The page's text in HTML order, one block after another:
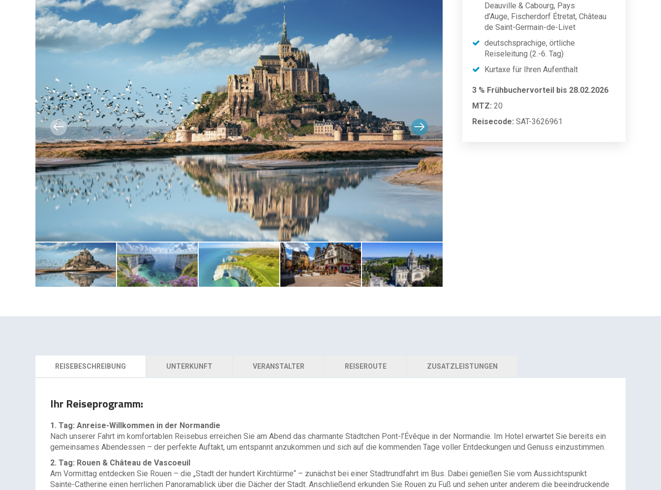
Deauville & Cabourg, Pays
d’Auge, Fischerdorf Étretat, Château
de Saint-Germain-de-Livet
deutschsprachige, örtliche
Reiseleitung (2.-6. Tag)
Kurtaxe für Ihren Aufenthalt
3 % Frühbuchervorteil bis 28.02.2026
MTZ: 20
Reisecode: SAT-3626961
REISEBESCHREIBUNG UNTERKUNFT VERANSTALTER REISEROUTE ZUSATZLEISTUNGEN
Ihr Reiseprogramm:
1. Tag: Anreise-Willkommen in der Normandie
Nach unserer Fahrt im komfortablen Reisebus erreichen Sie am Abend das charmante Städtchen Pont-l’Évêque in der Normandie. Im Hotel erwartet Sie bereits ein
gemeinsames Abendessen – der perfekte Auftakt, um entspannt anzukommen und sich auf die kommenden Tage voller Entdeckungen und Genuss einzustimmen.
2. Tag: Rouen & Château de Vascoeuil
Am Vormittag entdecken Sie Rouen – die „Stadt der hundert Kirchtürme“ – zunächst bei einer Stadtrundfahrt im Bus. Dabei genießen Sie vom Aussichtspunkt
Sainte-Catherine einen herrlichen Panoramablick über die Dächer der Stadt. Anschließend erkunden Sie Rouen zu Fuß und sehen unter anderem die beeindruckende